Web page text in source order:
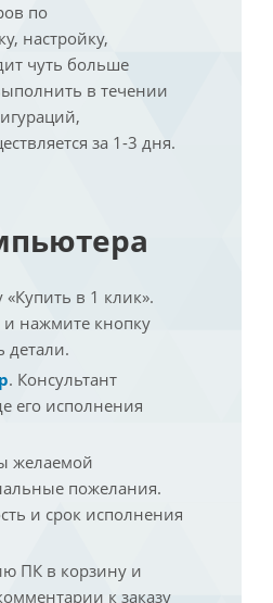
по
настройку,
чуть больше
в течении
за 1-3 дня.
в 1 клик».
нажмите кнопку
детали.
. Консультант
его исполнения
желаемой
пожелания.
и срок исполнения
ПК в корзину и
к заказу